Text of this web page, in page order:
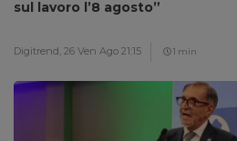
sul lavoro l’8 agosto”
Digitrend, 26 Ven Ago 21:15 1 min